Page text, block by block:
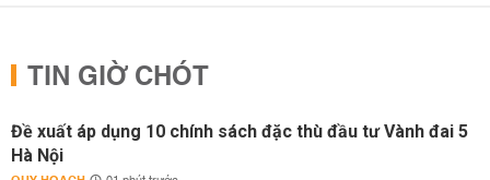
TIN GIỜ CHÓT
Đề xuất áp dụng 10 chính sách đặc thù đầu tư Vành đai 5
Hà Nội